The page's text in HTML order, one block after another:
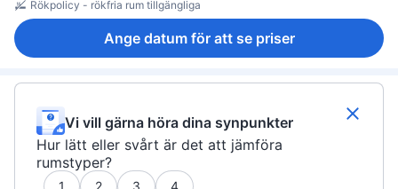
Rökpolicy - rökfria rum tillgängliga
Ange datum för att se priser
Vi vill gärna höra dina synpunkter
Hur lätt eller svårt är det att jämföra
rumstyper?
1 2 3
4